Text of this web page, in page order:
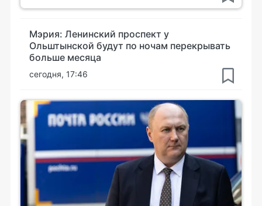
Мэрия: Ленинский проспект у
Ольштынской будут по ночам перекрывать
больше месяца
сегодня, 17:46